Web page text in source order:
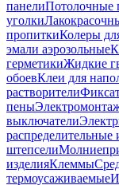
панелиПотолочные
уголки
пропиткиКолеры
эмали аэрозольные
герметикиЖидкие
обоевКлеи для
растворители
пены
выключатели
распределительные
штепсели
изделияКлеммы
термоусаживаемые